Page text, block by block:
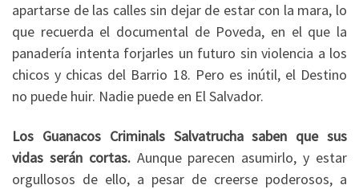
apartarse de las calles sin dejar de estar con la mara, lo
que recuerda el documental de Poveda, en el que la
panadería intenta forjarles un futuro sin violencia a los
chicos y chicas del Barrio 18. Pero es inútil, el Destino
no puede huir. Nadie puede en El Salvador.
Los Guanacos Criminals Salvatrucha saben que sus
vidas serán cortas.Aunque parecen asumirlo, y estar
orgullosos de ello, a pesar de creerse poderosos, a